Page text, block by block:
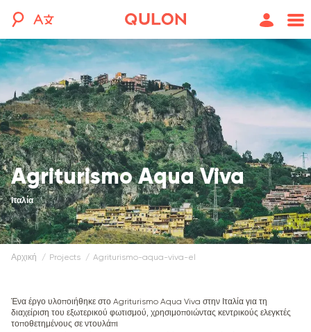
Agriturismo Aqua Viva
Ιταλία
Αρχική projects agriturismo-aqua-viva-el
Ένα έργο υλοποιήθηκε στο Agriturismo Aqua Viva στην Ιταλία για τη
διαχείριση του εξωτερικού φωτισμού, χρησιμοποιώντας κεντρικούς ελεγκτές
τοποθετημένους σε ντουλάπι